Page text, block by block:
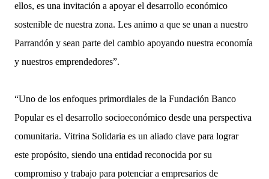
ellos, es una invitación a apoyar el desarrollo económico
sostenible de nuestra zona. Les animo a que se unan a nuestro
Parrandón y sean parte del cambio apoyando nuestra economía
y nuestros emprendedores”.
“Uno de los enfoques primordiales de la Fundación Banco
Popular es el desarrollo socioeconómico desde una perspectiva
comunitaria. Vitrina Solidaria es un aliado clave para lograr
este propósito, siendo una entidad reconocida por su
compromiso y trabajo para potenciar a empresarios de